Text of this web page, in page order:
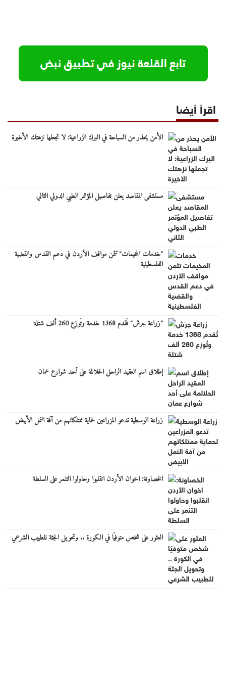
اقرأ أيضا
الأمن يحذر من السباحة في البرك الزراعية: لا تجعلها نزهتك الأخيرة
مستشفى المقاصد يعلن تفاصيل المؤتمر الطبي الدولي الثاني
"خدمات المخيمات" تثمن مواقف الأردن في دعم القدس والقضية
الفلسطينية
"زراعة جرش" تُقدم 1368 خدمة وتُوزع 260 ألف شتلة
إطلاق اسم العقيد الراحل الحلالمة على أحد شوارع عمان
زراعة الوسطية تدعو المزراعين لحماية ممتلكاتهم من آفة النمل الأبيض
الخصاونة: اخوان الأردن انقلبوا وحاولوا التنمر على السلطة
العثور على شخص متوفيًا في الكورة .. وتحويل الجثة للطبيب الشرعي